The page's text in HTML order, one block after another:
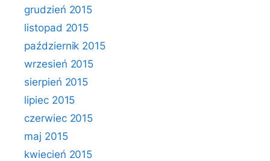
grudzień 2015
listopad 2015
październik 2015
wrzesień 2015
sierpień 2015
lipiec 2015
czerwiec 2015
maj 2015
kwiecień 2015